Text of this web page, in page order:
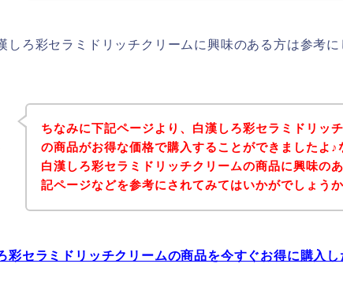
しろ彩セラミドリッチクリームに興味のある方は参考
ちなみに下記ページより、白漢しろ彩セラミドリッ
の商品がお得な価格で購入することができましたよ♪
白漢しろ彩セラミドリッチクリームの商品に興味の
記ページなどを参考にされてみてはいかがでしょうか
彩セラミドリッチクリームの商品を今すぐお得に購入し